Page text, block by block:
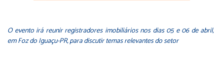
O evento irá reunir registradores imobiliários nos dias 05 e 06 de abril,
em Foz do Iguaçu-PR, para discutir temas relevantes do setor